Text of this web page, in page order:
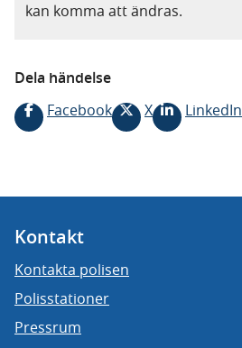
kan komma att ändras.
Dela händelse
Facebook
X LinkedIn
Kontakt
Kontakta polisen
Polisstationer
Pressrum